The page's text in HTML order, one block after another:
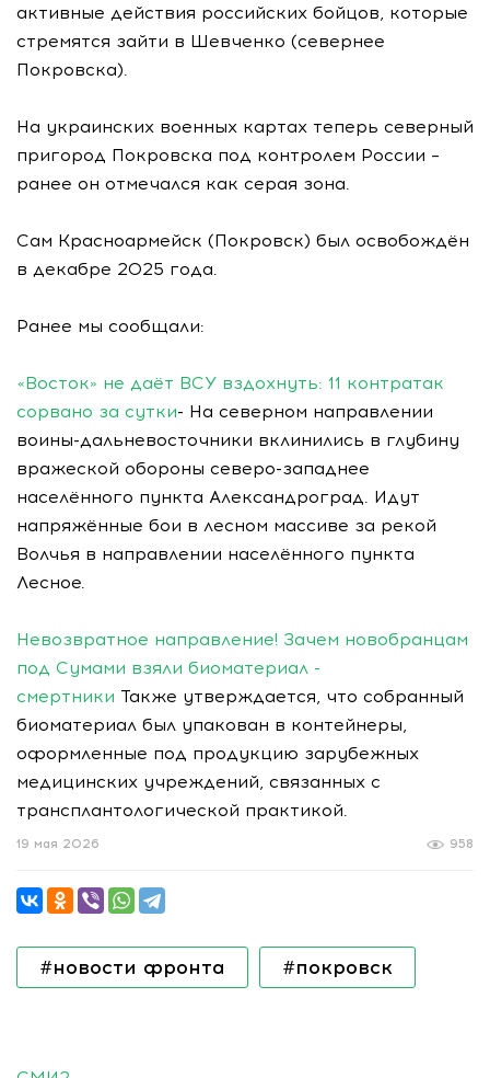
активные действия российских бойцов, которые
стремятся зайти в Шевченко (севернее
Покровска).
На украинских военных картах теперь северный
пригород Покровска под контролем России –
ранее он отмечался как серая зона.
Сам Красноармейск (Покровск) был освобождён
в декабре 2025 года.
Ранее мы сообщали:
«Восток» не даёт ВСУ вздохнуть: 11 контратак
сорвано за сутки- На северном направлении
воины-дальневосточники вклинились в глубину
вражеской обороны северо-западнее
населённого пункта Александроград. Идут
напряжённые бои в лесном массиве за рекой
Волчья в направлении населённого пункта
Лесное.
Невозвратное направление! Зачем новобранцам
под Сумами взяли биоматериал -
смертники Также утверждается, что собранный
биоматериал был упакован в контейнеры,
оформленные под продукцию зарубежных
медицинских учреждений, связанных с
трансплантологической практикой.
958
19 мая 2026
#новости фронта #покровск